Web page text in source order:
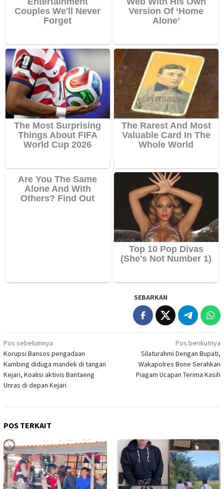
SEBARKAN
Navigasi
pos
Pos sebelumnya
Korupsi Bansos pengadaan
Kambing diduga mandek di tangan
Kejari, Koalisi aktivis Bantaeng
Unras di depan Kejari
Pos berikutnya
Silaturahmi Dengan Bupati,
Wakapolres Bone Serahkan
Piagam Ucapan Terima Kasih
POS TERKAIT